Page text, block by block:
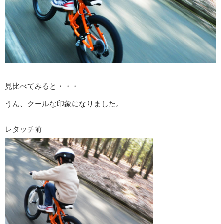
見比べてみると・・・
うん、クールな印象になりました。
レタッチ前